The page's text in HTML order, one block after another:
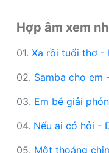
Hợp âm xem
01. Xa rồi tuổi thơ -
02. Samba cho em
03. Em bé giải
04. Nếu ai có hỏi -
05. Một thoáng